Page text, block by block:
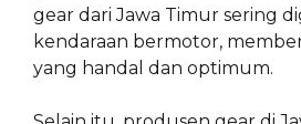
gear dari Jawa Timur sering
kendaraan bermotor,
yang handal dan optimum.